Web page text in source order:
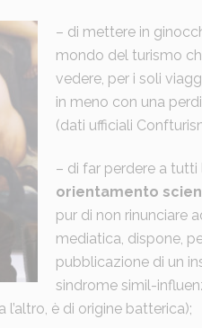
– di mettere in
mondo del turismo
vedere, per i soli
in meno con una
(dati ufficiali
– di far perdere a tutti
orientamento
pur di non rinunciare
mediatica, dispone,
pubblicazione di un
sindrome simil-
l’altro, è di origine batterica);